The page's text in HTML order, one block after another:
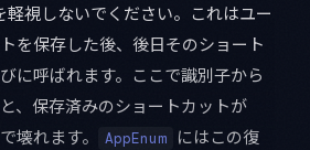
軽視しないでください。これはユー
を保存した後、後日そのショート
に呼ばれます。ここで識別子から
、保存済みのショートカットが
壊れます。
AppEnum
にはこの復